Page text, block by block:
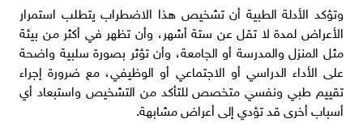
وتؤكد الأدلة الطبية أن تشخيص هذا الاضطراب يتطلب استمرار
الأعراض لمدة لا تقل عن ستة أشهر، وأن تظهر في أكثر من بيئة
مثل المنزل والمدرسة أو الجامعة، وأن تؤثر بصورة سلبية واضحة
على الأداء الدراسي أو الاجتماعي أو الوظيفي، مع ضرورة إجراء
تقييم طبي ونفسي متخصص للتأكد من التشخيص واستبعاد أي
أسباب أخرى قد تؤدي إلى أعراض مشابهة.